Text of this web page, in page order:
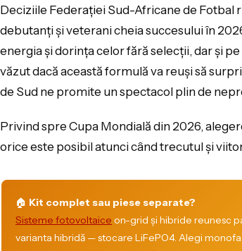
Deciziile Federației Sud-Africane de Fotbal
debutanți și veterani cheia succesului în
energia și dorința celor fără selecții, dar și
văzut dacă această formulă va reuși să
de Sud ne promite un spectacol plin de
Privind spre Cupa Mondială din 2026,
orice este posibil atunci când trecutul și
🏠 Kit complet sau piese separate?
Sisteme fotovoltaice on-grid și hibride reunesc
varianta hibridă — stocare LiFePO4. Alegi